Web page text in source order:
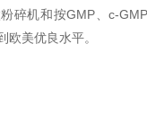
碎机和按GMP、c-
欧美优良水平。